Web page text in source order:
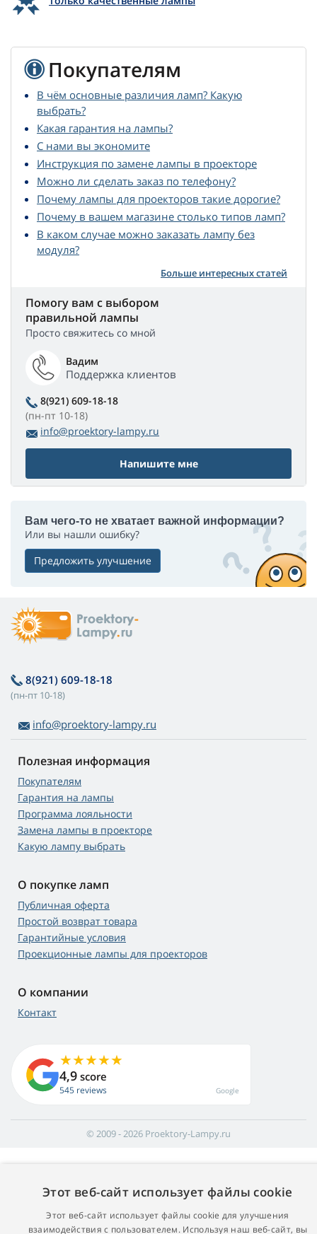
Покупателям
В чём основные различия ламп? Какую
выбрать?
Какая гарантия на лампы?
С нами вы экономите
Инструкция по замене лампы в проекторе
Можно ли сделать заказ по телефону?
Почему лампы для проекторов такие дорогие?
Почему в вашем магазине столько типов ламп?
В каком случае можно заказать лампу без
модуля?
Больше интересных статей
Помогу вам с выбором
правильной лампы
Просто свяжитесь со мной
Вадим
Поддержка клиентов
8(921) 609-18-18
(пн-пт 10-18)
info@proektory-lampy.ru
Напишите мне
Вам чего-то не хватает важной информации?
Или вы нашли ошибку?
Предложить улучшение
8(921) 609-18-18
(пн-пт 10-18)
info@proektory-lampy.ru
Полезная информация
Покупателям
Гарантия на лампы
Программа лояльности
Замена лампы в проекторе
Какую лампу выбрать
О покупке ламп
Публичная оферта
Простой возврат товара
Гарантийные условия
Проекционные лампы для проекторов
О компании
Контакт
4,9 score
545 reviews Google
© 2009 - 2026 Proektory-Lampy.ru
Этот веб-сайт использует файлы cookie
Этот веб-сайт использует файлы cookie для улучшения
взаимодействия с пользователем. Используя наш веб-сайт, вы